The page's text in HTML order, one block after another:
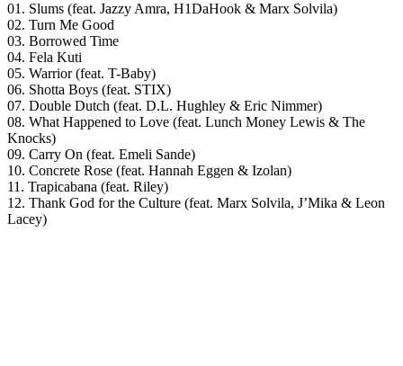
01. Slums (feat. Jazzy Amra, H1DaHook & Marx Solvila)
02. Turn Me Good
03. Borrowed Time
04. Fela Kuti
05. Warrior (feat. T-Baby)
06. Shotta Boys (feat. STIX)
07. Double Dutch (feat. D.L. Hughley & Eric Nimmer)
08. What Happened to Love (feat. Lunch Money Lewis & The
Knocks)
09. Carry On (feat. Emeli Sande)
10. Concrete Rose (feat. Hannah Eggen & Izolan)
11. Trapicabana (feat. Riley)
12. Thank God for the Culture (feat. Marx Solvila, J’Mika & Leon
Lacey)